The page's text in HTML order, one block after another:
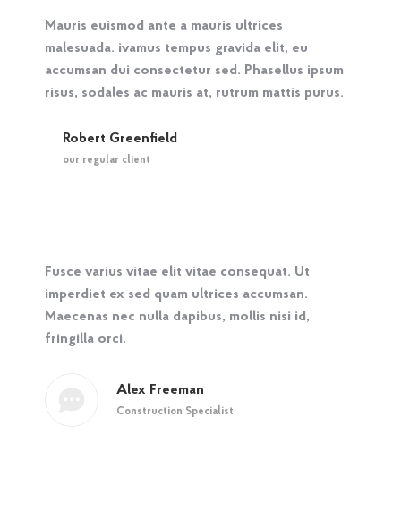
Robert Greenfield
our regular client
Mauris euismod ante a mauris ultrices
malesuada. ivamus tempus gravida elit, eu
accumsan dui consectetur sed. Phasellus ipsum
risus, sodales ac mauris at, rutrum mattis purus.
Alex Freeman
Construction Specialist
Fusce varius vitae elit vitae consequat. Ut
imperdiet ex sed quam ultrices accumsan.
Maecenas nec nulla dapibus, mollis nisi id,
fringilla orci.